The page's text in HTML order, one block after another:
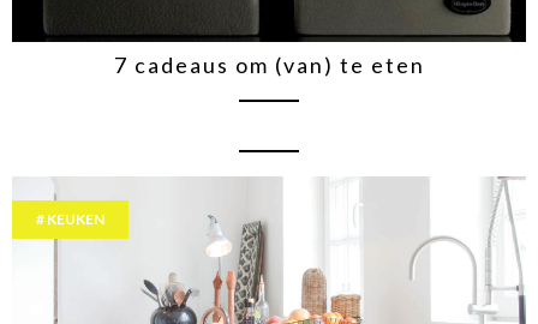
7 cadeaus om (van) te eten
KEUKEN